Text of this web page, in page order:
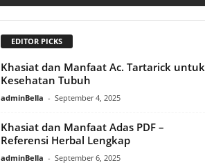
EDITOR PICKS
Khasiat dan Manfaat Ac. Tartarick untuk
Kesehatan Tubuh
adminBella - September 4, 2025
Khasiat dan Manfaat Adas PDF –
Referensi Herbal Lengkap
adminBella - September 6, 2025